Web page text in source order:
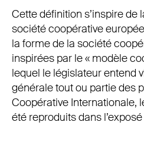
Cette définition s’inspire de
société coopérative
la forme de la société
inspirées par le « modèle
lequel le législateur entend
générale tout ou partie des
Coopérative Internationale,
été reproduits dans